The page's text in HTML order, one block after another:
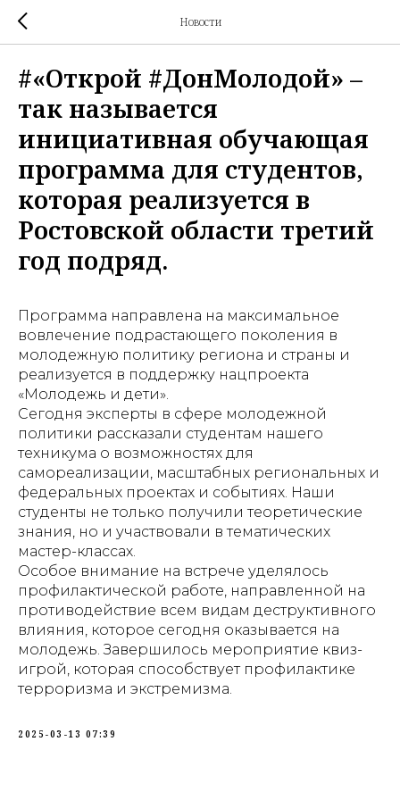
Новости
#«Открой #ДонМолодой» –
так называется
инициативная обучающая
программа для студентов,
которая реализуется в
Ростовской области третий
год подряд.
Программа направлена на максимальное
вовлечение подрастающего поколения в
молодежную политику региона и страны и
реализуется в поддержку нацпроекта
«Молодежь и дети».
Сегодня эксперты в сфере молодежной
политики рассказали студентам нашего
техникума о возможностях для
самореализации, масштабных региональных и
федеральных проектах и событиях. Наши
студенты не только получили теоретические
знания, но и участвовали в тематических
мастер-классах.
Особое внимание на встрече уделялось
профилактической работе, направленной на
противодействие всем видам деструктивного
влияния, которое сегодня оказывается на
молодежь. Завершилось мероприятие квиз-
игрой, которая способствует профилактике
терроризма и экстремизма.
2025-03-13 07:39